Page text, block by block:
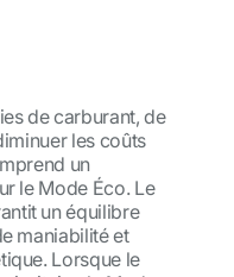
de carburant, de
les coûts
un
le Mode Éco. Le
un équilibre
maniabilité et
Lorsque le